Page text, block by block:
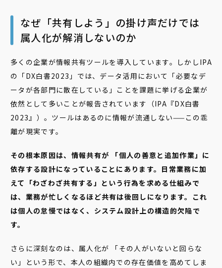
なぜ「共有しよう」の掛け声だけでは
属人化が解消しないのか
多くの企業が情報共有ツールを導入しています。しかしIPA
の「DX白書2023」では、データ活用において「必要なデ
ータが各部門に散在している」ことを課題に挙げる企業が
依然として多いことが報告されています（IPA『DX白書
2023』）。ツールはあるのに情報が流通しない——この乖
離が現実です。
その根本原因は、情報共有が 「個人の善意と追加作業」に
依存する設計になっていることにあります。日常業務に加
えて「わざわざ共有する」という行為を求める仕組みで
は、業務が忙しくなるほど共有は後回しになります。これ
は個人の怠慢ではなく、システム設計上の構造的欠陥で
す。
さらに深刻なのは、属人化が 「その人がいないと回らな
い」という形で、本人の組織内での存在価値を高めてしま